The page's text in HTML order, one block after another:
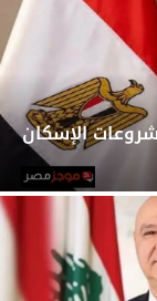
الإسكان